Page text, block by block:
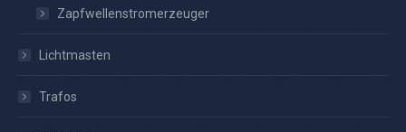
Zapfwellenstromerzeuger
Lichtmasten
Trafos